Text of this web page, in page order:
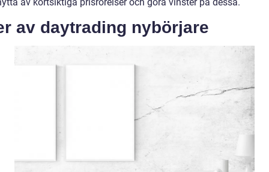
av daytrading nybörjare